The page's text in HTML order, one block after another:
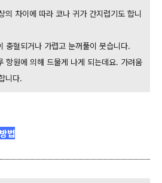
코나 귀가 간지럽기도 합니
충혈되거나 가렵고 눈꺼풀이 붓습니다.
항원에 의해 드물게 나게 되는데요. 가려움
니다.
법